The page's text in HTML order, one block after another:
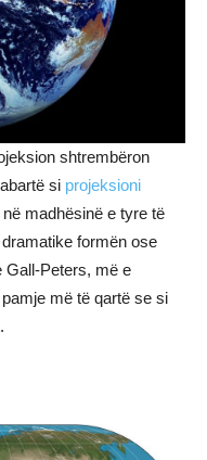
shtrembëron
si projeksioni
madhësinë e tyre të
formën ose
Gall-Peters, më e
më të qartë se si